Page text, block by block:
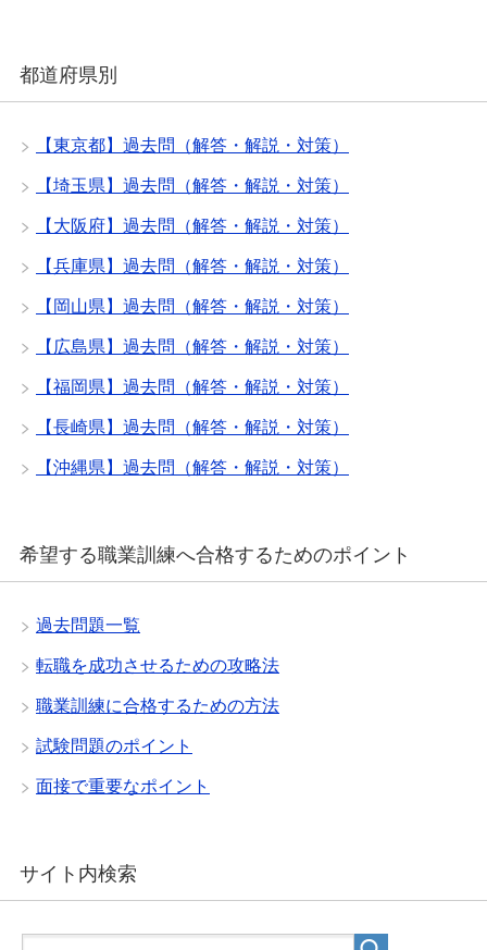
都道府県別
【東京都】過去問（解答・解説・対策）
【埼玉県】過去問（解答・解説・対策）
【大阪府】過去問（解答・解説・対策）
【兵庫県】過去問（解答・解説・対策）
【岡山県】過去問（解答・解説・対策）
【広島県】過去問（解答・解説・対策）
【福岡県】過去問（解答・解説・対策）
【長崎県】過去問（解答・解説・対策）
【沖縄県】過去問（解答・解説・対策）
希望する職業訓練へ合格するためのポイント
過去問題一覧
転職を成功させるための攻略法
職業訓練に合格するための方法
試験問題のポイント
面接で重要なポイント
サイト内検索